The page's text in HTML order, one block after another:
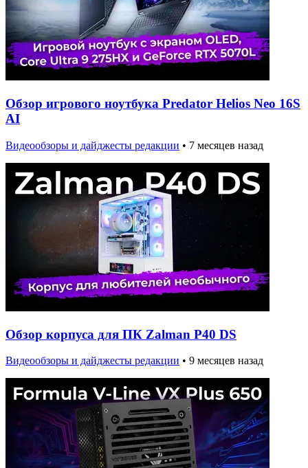
Обзор игрового ноутбука Predator Helios Neo 16S
AI
Видеообзоры и дайджесты редакции • 7 месяцев назад
Обзор корпуса для ПК Zalman P40 DS
Видеообзоры и дайджесты редакции • 9 месяцев назад